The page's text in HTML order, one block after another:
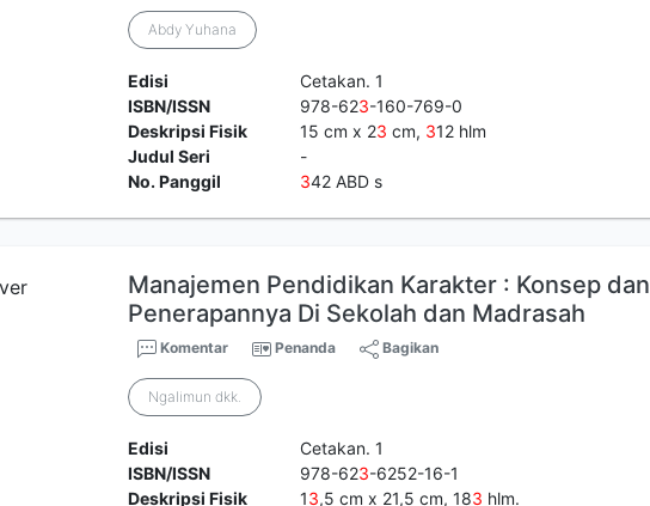
Abdy Yuhana
Edisi
Cetakan. 1
ISBN/ISSN
978-623-160-769-0
Deskripsi Fisik
15 cm x 23 cm, 312 hlm
Judul Seri
-
No. Panggil
342 ABD s
Manajemen Pendidikan Karakter : Konsep dan
Penerapannya Di Sekolah dan Madrasah
Komentar Penanda Bagikan
Ngalimun dkk.
Edisi
Cetakan. 1
ISBN/ISSN
978-623-6252-16-1
Deskripsi Fisik
13,5 cm x 21,5 cm, 183 hlm.